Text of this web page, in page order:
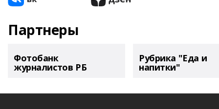
Партнеры
Фотобанк
журналистов РБ
Рубрика "Еда и
напитки"